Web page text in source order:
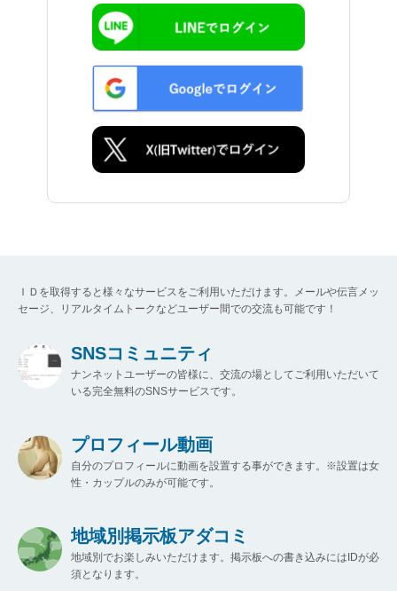
ＩＤを取得すると様々なサービスをご利用いただけます。メールや伝言メッ
セージ、リアルタイムトークなどユーザー間での交流も可能です！
SNSコミュニティ
ナンネットユーザーの皆様に、交流の場としてご利用いただいて
いる完全無料のSNSサービスです。
プロフィール動画
自分のプロフィールに動画を設置する事ができます。※設置は女
性・カップルのみが可能です。
地域別掲示板アダコミ
地域別でお楽しみいただけます。掲示板への書き込みにはIDが必
須となります。